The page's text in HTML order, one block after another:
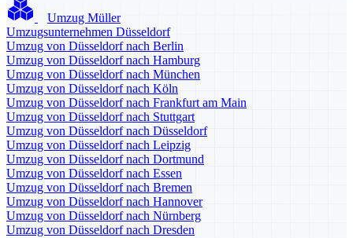
Umzug Müller
Umzugsunternehmen Düsseldorf
Umzug von Düsseldorf nach Berlin
Umzug von Düsseldorf nach Hamburg
Umzug von Düsseldorf nach München
Umzug von Düsseldorf nach Köln
Umzug von Düsseldorf nach Frankfurt am Main
Umzug von Düsseldorf nach Stuttgart
Umzug von Düsseldorf nach Düsseldorf
Umzug von Düsseldorf nach Leipzig
Umzug von Düsseldorf nach Dortmund
Umzug von Düsseldorf nach Essen
Umzug von Düsseldorf nach Bremen
Umzug von Düsseldorf nach Hannover
Umzug von Düsseldorf nach Nürnberg
Umzug von Düsseldorf nach Dresden